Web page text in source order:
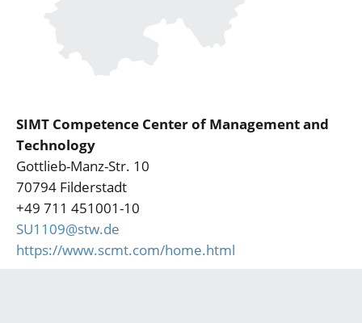
SIMT Competence Center of Management and
Technology
Gottlieb-Manz-Str. 10
70794 Filderstadt
+49 711 451001-10
SU1109@stw.de
https://www.scmt.com/home.html